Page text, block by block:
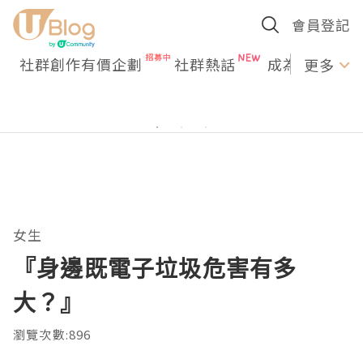
會員登記
社群創作有價企劃 社群熱話 成為U更多
女生
『身邊既電子垃圾危害有多
大？』
瀏覽次數:896